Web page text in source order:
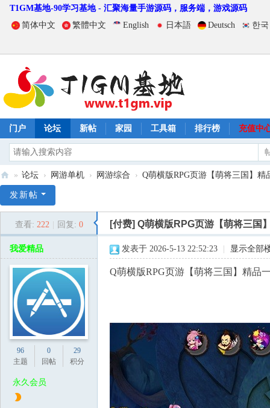
T1GM基地-90学习基地 - 汇聚海量手游源码，服务端，游戏源码
简体中文
繁體中文 English 日本語 Deutsch 한
门户 论坛 新帖 家园 工具箱 排行榜 充值中
1
» 论坛 › 网游单机 › 网游综合 › Q萌横版RPG页游【萌将三国】
发新帖
查看: 222 回复: 0 [付费] Q萌横版RPG页游【萌将三国
我爱精品
96
主题
0
回帖
29
积分
永久会员
发表于 2026-5-13 22:52:23 显示全部
Q萌横版RPG页游【萌将三国】精品